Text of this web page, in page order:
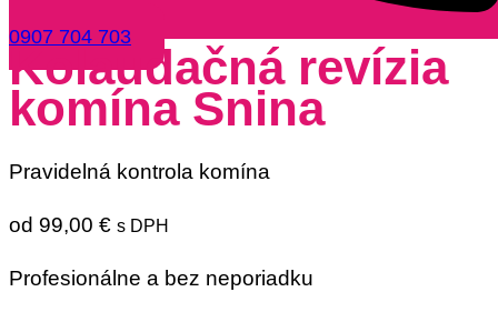
0907 704 703
Kolaudačná revízia
komína Snina
Pravidelná kontrola komína
od 99,00 € s DPH
Profesionálne a bez neporiadku